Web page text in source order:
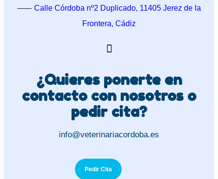
⸺ Calle Córdoba nº2 Duplicado, 11405 Jerez de la
Frontera, Cádiz
¿Quieres ponerte en
contacto con nosotros o
pedir cita?
info@veterinariacordoba.es
Pedir Cita